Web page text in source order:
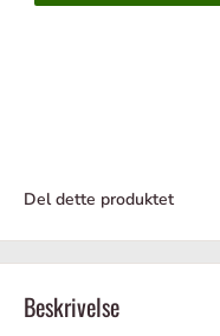
Del dette produktet
Beskrivelse